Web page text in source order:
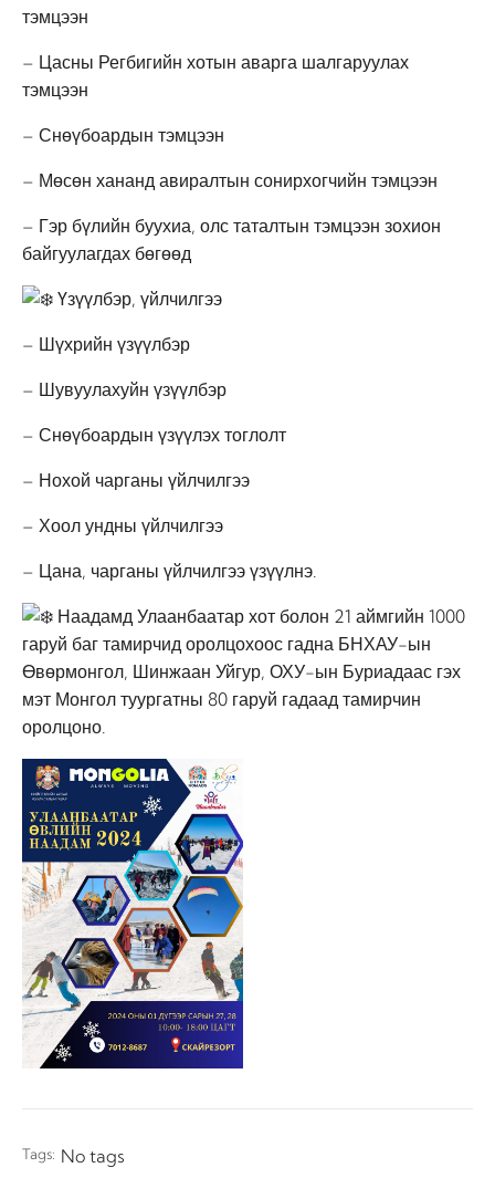
тэмцээн
– Цасны Регбигийн хотын аварга шалгаруулах
тэмцээн
– Снөүбоардын тэмцээн
– Мөсөн хананд авиралтын сонирхогчийн тэмцээн
– Гэр бүлийн буухиа, олс таталтын тэмцээн зохион
байгуулагдах бөгөөд
Үзүүлбэр, үйлчилгээ
– Шүхрийн үзүүлбэр
– Шувуулахуйн үзүүлбэр
– Снөүбоардын үзүүлэх тоглолт
– Нохой чарганы үйлчилгээ
– Хоол ундны үйлчилгээ
– Цана, чарганы үйлчилгээ үзүүлнэ.
Наадамд Улаанбаатар хот болон 21 аймгийн 1000
гаруй баг тамирчид оролцохоос гадна БНХАУ-ын
Өвөрмонгол, Шинжаан Уйгур, ОХУ-ын Буриадаас гэх
мэт Монгол туургатны 80 гаруй гадаад тамирчин
оролцоно.
Tags: No tags